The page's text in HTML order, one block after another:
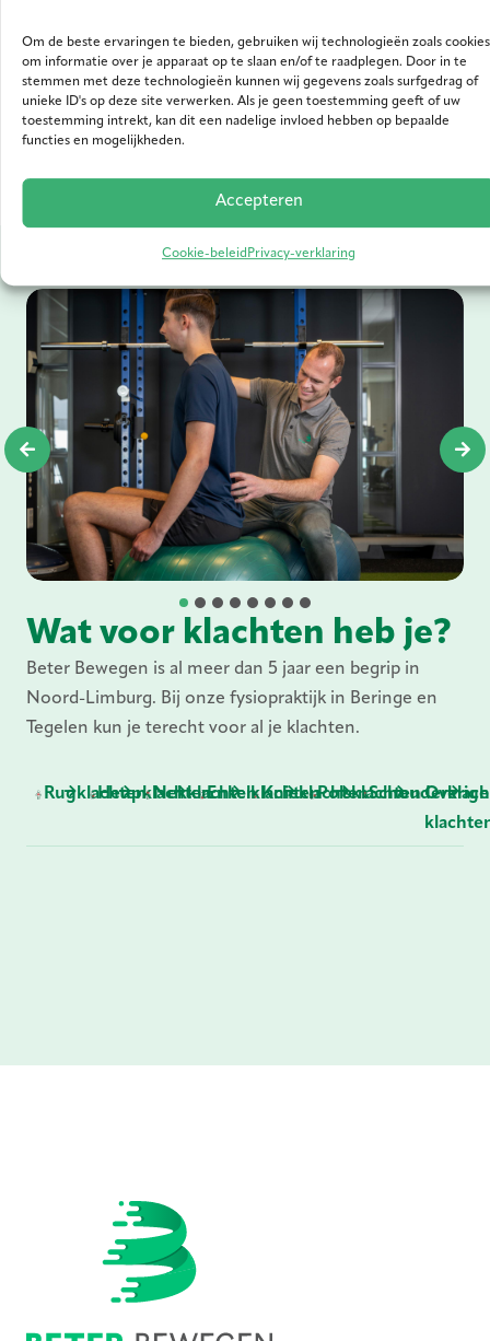
Om de beste ervaringen te bieden, gebruiken wij technologieën zoals cookies
om informatie over je apparaat op te slaan en/of te raadplegen. Door in te
stemmen met deze technologieën kunnen wij gegevens zoals surfgedrag of
unieke ID's op deze site verwerken. Als je geen toestemming geeft of uw
toestemming intrekt, kan dit een nadelige invloed hebben op bepaalde
functies en mogelijkheden.
Accepteren
Cookie-beleid Privacy-verklaring
BIG-nummer: 79913422104
Medewerkers
2
Wat voor klachten heb je?
Beter Bewegen is al meer dan 5 jaar een begrip in
Noord-Limburg. Bij onze fysiopraktijk in Beringe en
Tegelen kun je terecht voor al je klachten.
RugklachtenHeupklachten
NekklachtenEnkelklachten
KnieklachtenPolsklachten Overige